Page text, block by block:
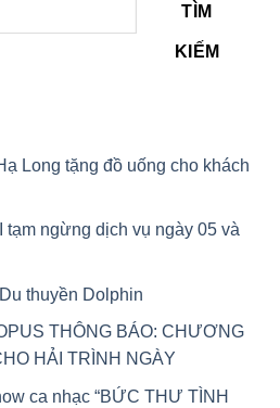
TÌM
KIẾM
Long tặng đồ uống cho khách
tạm ngừng dịch vụ ngày 05 và
thuyền Dolphin
THÔNG BÁO: CHƯƠNG
HẢI TRÌNH NGÀY
ca nhạc “BỨC THƯ TÌNH